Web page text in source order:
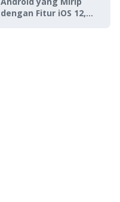
dengan Fitur iOS 12,